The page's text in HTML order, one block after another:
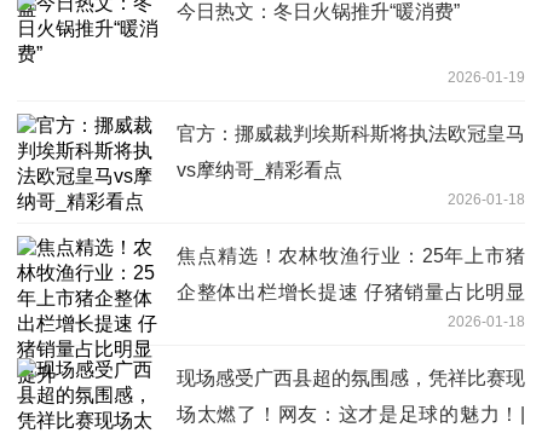
今日热文：冬日火锅推升“暖消费”
2026-01-19
官方：挪威裁判埃斯科斯将执法欧冠皇马
vs摩纳哥_精彩看点
2026-01-18
焦点精选！农林牧渔行业：25年上市猪
企整体出栏增长提速 仔猪销量占比明显
2026-01-18
现场感受广西县超的氛围感，凭祥比赛现
场太燃了！网友：这才是足球的魅力！|